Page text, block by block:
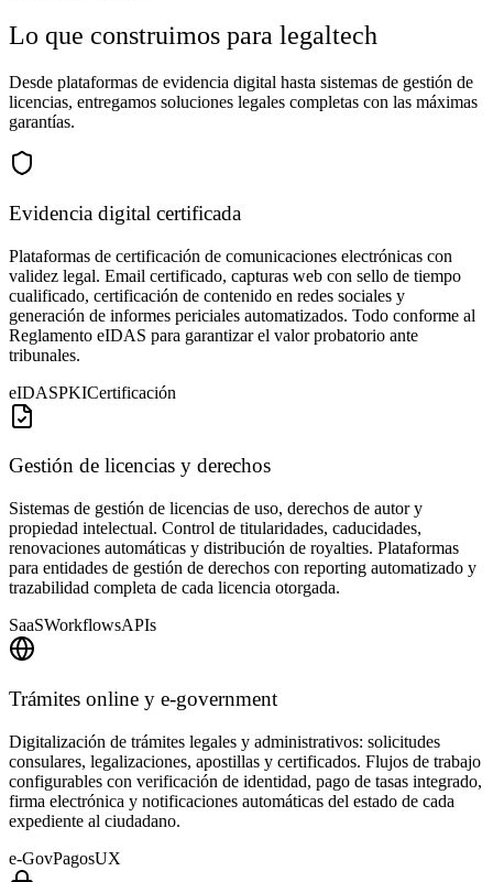
Lo que construimos para legaltech
Desde plataformas de evidencia digital hasta sistemas de gestión de
licencias, entregamos soluciones legales completas con las máximas
garantías.
Evidencia digital certificada
Plataformas de certificación de comunicaciones electrónicas con
validez legal. Email certificado, capturas web con sello de tiempo
cualificado, certificación de contenido en redes sociales y
generación de informes periciales automatizados. Todo conforme al
Reglamento eIDAS para garantizar el valor probatorio ante
tribunales.
eIDASPKICertificación
Gestión de licencias y derechos
Sistemas de gestión de licencias de uso, derechos de autor y
propiedad intelectual. Control de titularidades, caducidades,
renovaciones automáticas y distribución de royalties. Plataformas
para entidades de gestión de derechos con reporting automatizado y
trazabilidad completa de cada licencia otorgada.
SaaSWorkflowsAPIs
Trámites online y e-government
Digitalización de trámites legales y administrativos: solicitudes
consulares, legalizaciones, apostillas y certificados. Flujos de trabajo
configurables con verificación de identidad, pago de tasas integrado,
firma electrónica y notificaciones automáticas del estado de cada
expediente al ciudadano.
e-GovPagosUX